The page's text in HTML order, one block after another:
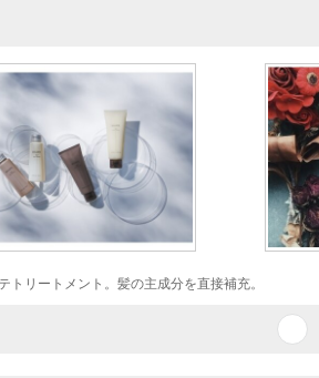
トリートメント。髪の主成分を直接補充。